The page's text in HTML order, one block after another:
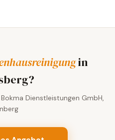
in
Dienstleistungen GmbH,